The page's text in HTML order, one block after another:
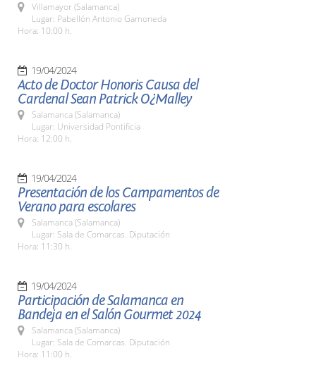
Villamayor (Salamanca)
Lugar: Pabellón Antonio Gamoneda
Hora: 10:00 h.
19/04/2024
Acto de Doctor Honoris Causa del
Cardenal Sean Patrick O¿Malley
Salamanca (Salamanca)
Lugar: Universidad Pontificia
Hora: 12:00 h.
19/04/2024
Presentación de los Campamentos de
Verano para escolares
Salamanca (Salamanca)
Lugar: Sala de Comarcas. Diputación
Hora: 11:30 h.
19/04/2024
Participación de Salamanca en
Bandeja en el Salón Gourmet 2024
Salamanca (Salamanca)
Lugar: Sala de Comarcas. Diputación
Hora: 11:00 h.